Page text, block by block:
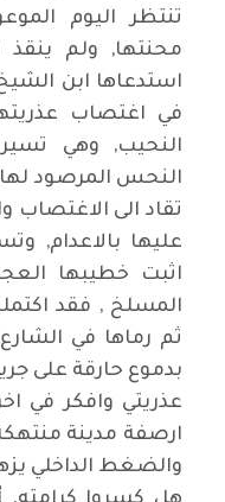
تنتظر اليوم
محنتها, ولم
استدعاها ابن
في اغتصاب
النحيب, وهي
النحس المرصود لها,
تقاد الى الاغتصاب
عليها بالاعدام,
اثبت خطيبها
المسلخ , فقد
ثم رماها في
بدموع حارقة على
عذريتي وافكر في
ارصفة مدينة
والضغط الداخلي